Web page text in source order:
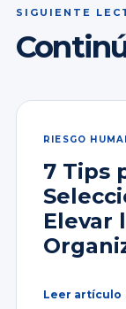
SIGUIENTE
RIESGO
7 Tips
Elevar
Leer artículo